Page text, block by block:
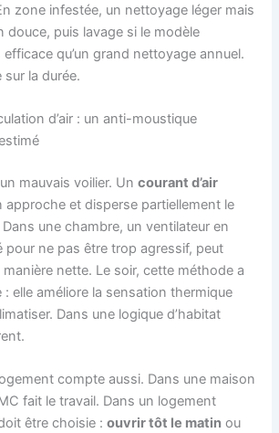
zone infestée, un nettoyage léger mais
douce, puis lavage si le modèle
efficace qu’un grand nettoyage annuel.
la durée.
d’air : un anti-moustique
mauvais voilier. Uncourant d’air
approche et disperse partiellement le
une chambre, un ventilateur en
pour ne pas être trop agressif, peut
manière nette. Le soir, cette méthode a
: elle améliore la sensation thermique
Dans une logique d’habitat
compte aussi. Dans une maison
fait le travail. Dans un logement
être choisie :ouvrir tôt le matin ou